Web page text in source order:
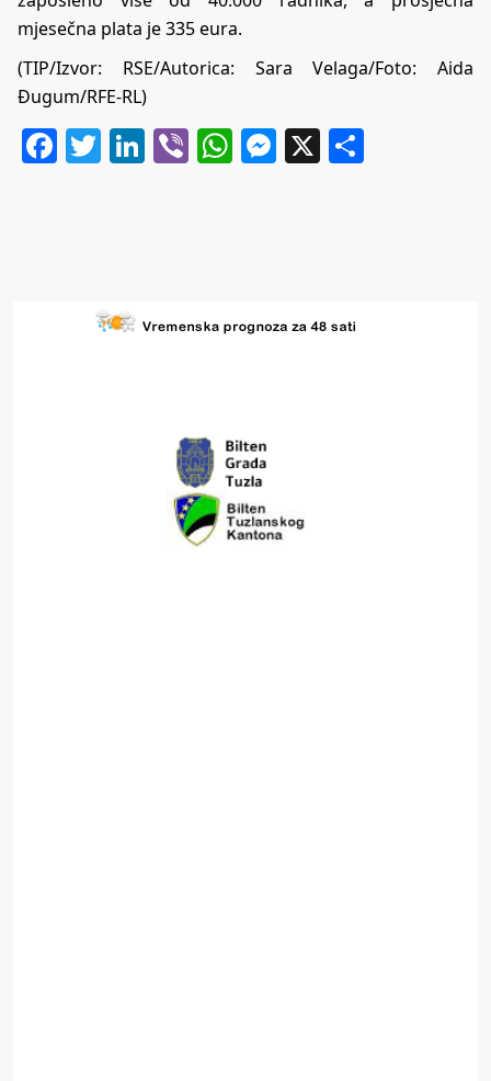
mjesečna plata je 335 eura.
(TIP/Izvor: RSE/Autorica: Sara Velaga/Foto: Aida
Đugum/RFE-RL)
Facebook
Twitter
LinkedIn
ViberWhatsApp
Messenger
X